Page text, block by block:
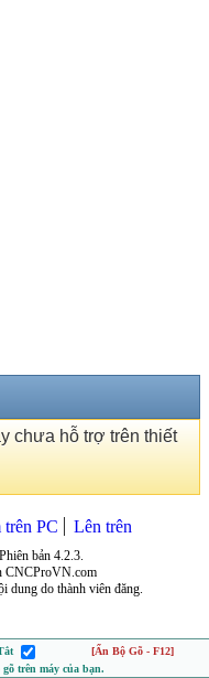
chưa hỗ trợ trên thiết
trên PC Lên trên
bản 4.2.3.
CNCProVN.com
dung do thành viên đăng.
[Ẩn Bộ Gõ - F12]
trên máy của bạn.